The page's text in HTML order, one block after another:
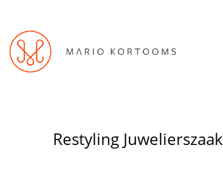
Restyling Juwelierszaak